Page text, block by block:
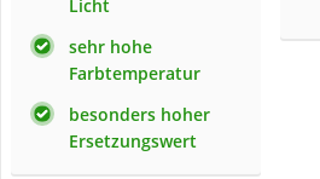
Licht
sehr hohe
Farbtemperatur
besonders hoher
Ersetzungswert